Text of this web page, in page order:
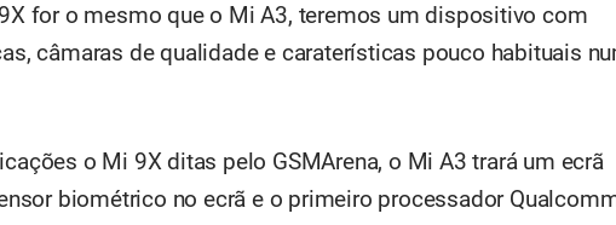
for o mesmo que o Mi A3, teremos um dispositivo com
câmaras de qualidade e caraterísticas pouco habituais
o Mi 9X ditas pelo GSMArena, o Mi A3 trará um ecrã
biométrico no ecrã e o primeiro processador